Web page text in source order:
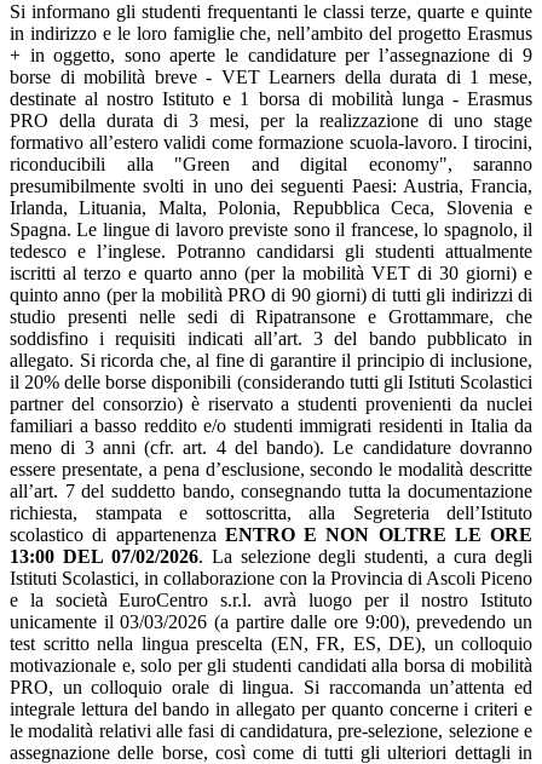
Si informano gli studenti frequentanti le classi terze, quarte e quinte
in indirizzo e le loro famiglie che, nell’ambito del progetto Erasmus
+ in oggetto, sono aperte le candidature per l’assegnazione di 9
borse di mobilità breve - VET Learners della durata di 1 mese,
destinate al nostro Istituto e 1 borsa di mobilità lunga - Erasmus
PRO della durata di 3 mesi, per la realizzazione di uno stage
formativo all’estero validi come formazione scuola-lavoro. I tirocini,
riconducibili alla "Green and digital economy", saranno
presumibilmente svolti in uno dei seguenti Paesi: Austria, Francia,
Irlanda, Lituania, Malta, Polonia, Repubblica Ceca, Slovenia e
Spagna. Le lingue di lavoro previste sono il francese, lo spagnolo, il
tedesco e l’inglese. Potranno candidarsi gli studenti attualmente
iscritti al terzo e quarto anno (per la mobilità VET di 30 giorni) e
quinto anno (per la mobilità PRO di 90 giorni) di tutti gli indirizzi di
studio presenti nelle sedi di Ripatransone e Grottammare, che
soddisfino i requisiti indicati all’art. 3 del bando pubblicato in
allegato. Si ricorda che, al fine di garantire il principio di inclusione,
il 20% delle borse disponibili (considerando tutti gli Istituti Scolastici
partner del consorzio) è riservato a studenti provenienti da nuclei
familiari a basso reddito e/o studenti immigrati residenti in Italia da
meno di 3 anni (cfr. art. 4 del bando). Le candidature dovranno
essere presentate, a pena d’esclusione, secondo le modalità descritte
all’art. 7 del suddetto bando, consegnando tutta la documentazione
richiesta, stampata e sottoscritta, alla Segreteria dell’Istituto
scolastico di appartenenza ENTRO E NON OLTRE LE ORE
13:00 DEL 07/02/2026. La selezione degli studenti, a cura degli
Istituti Scolastici, in collaborazione con la Provincia di Ascoli Piceno
e la società EuroCentro s.r.l. avrà luogo per il nostro Istituto
unicamente il 03/03/2026 (a partire dalle ore 9:00), prevedendo un
test scritto nella lingua prescelta (EN, FR, ES, DE), un colloquio
motivazionale e, solo per gli studenti candidati alla borsa di mobilità
PRO, un colloquio orale di lingua. Si raccomanda un’attenta ed
integrale lettura del bando in allegato per quanto concerne i criteri e
le modalità relativi alle fasi di candidatura, pre-selezione, selezione e
assegnazione delle borse, così come di tutti gli ulteriori dettagli in